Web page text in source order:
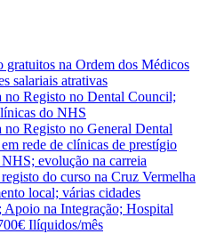
gratuitos na Ordem dos Médicos
salariais atrativas
no Registo no Dental Council;
do NHS
Registo no General Dental
rede de clínicas de prestígio
evolução na carreia
do curso na Cruz Vermelha
local; várias cidades
Apoio na Integração; Hospital
Ilíquidos/mês